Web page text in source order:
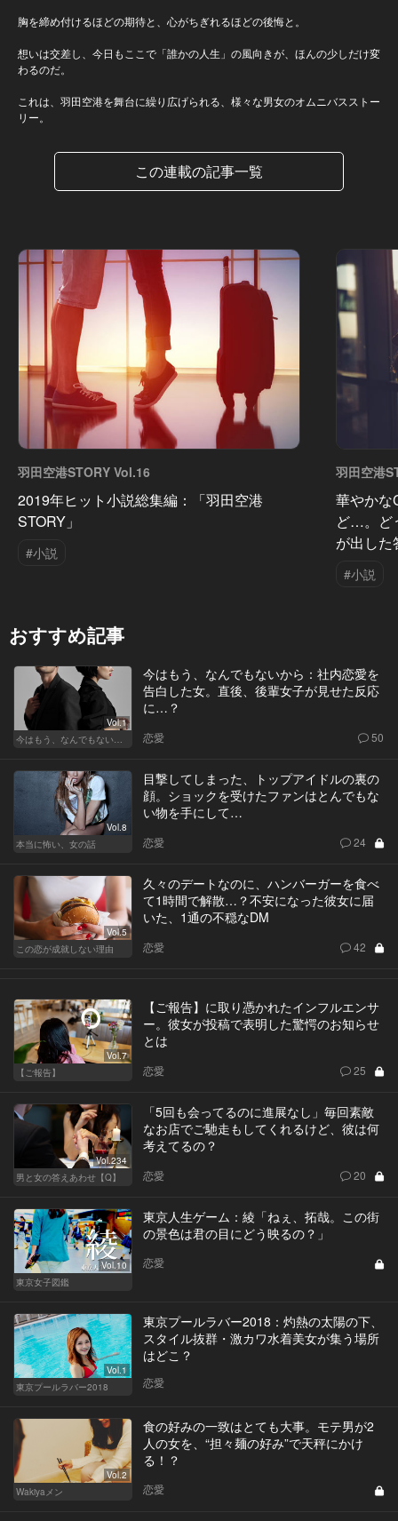
胸を締め付けるほどの期待と、心がちぎれるほどの後悔と。
想いは交差し、今日もここで「誰かの人生」の風向きが、ほんの少しだけ変
わるのだ。
これは、羽田空港を舞台に繰り広げられる、様々な男女のオムニバスストー
リー。
この連載の記事一覧
羽田空港STORY Vol.16
2019年ヒット小説総集編：「羽田空港
STORY」
#小説
羽田空港
華やかな
ど…。ど
が出した
#小説
おすすめ記事
Vol.1
今はもう、なんでもないから
今はもう、なんでもないから：社内恋愛を
告白した女。直後、後輩女子が見せた反応
に…？
恋愛 50
Vol.8
本当に怖い、女の話
目撃してしまった、トップアイドルの裏の
顔。ショックを受けたファンはとんでもな
い物を手にして…
恋愛 24
Vol.5
この恋が成就しない理由
久々のデートなのに、ハンバーガーを食べ
て1時間で解散…？不安になった彼女に届
いた、1通の不穏なDM
恋愛 42
Vol.7
【ご報告】
【ご報告】に取り憑かれたインフルエンサ
ー。彼女が投稿で表明した驚愕のお知らせ
とは
恋愛 25
Vol.234
男と女の答えあわせ【Q】
「5回も会ってるのに進展なし」毎回素敵
なお店でご馳走もしてくれるけど、彼は何
考えてるの？
恋愛 20
Vol.10
東京女子図鑑
東京人生ゲーム：綾「ねぇ、拓哉。この街
の景色は君の目にどう映るの？」
恋愛
Vol.1
東京プールラバー2018
東京プールラバー2018：灼熱の太陽の下、
スタイル抜群・激カワ水着美女が集う場所
はどこ？
恋愛
Vol.2
Wakiyaメン
食の好みの一致はとても大事。モテ男が2
人の女を、“担々麺の好み”で天秤にかけ
る！？
恋愛